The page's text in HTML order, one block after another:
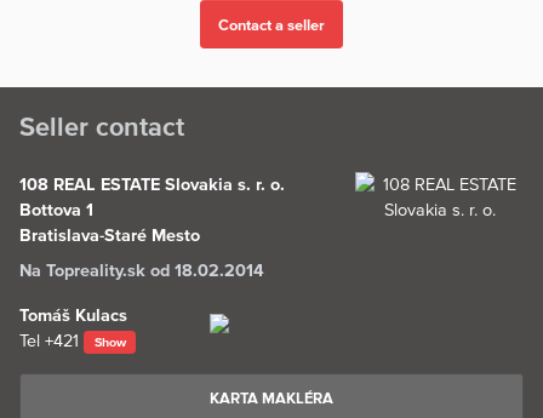
Seller contact
108 REAL ESTATE Slovakia s. r. o.
Bottova 1
Bratislava-Staré Mesto
Na Topreality.sk od 18.02.2014
Tomáš Kulacs
Tel +421 Show
KARTA MAKLÉRA